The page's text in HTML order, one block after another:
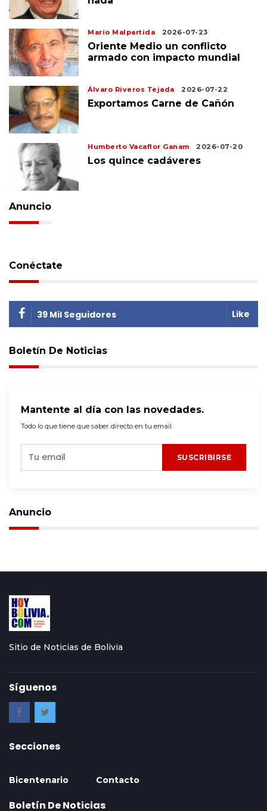
Mario Malpartida 2026-07-23
Oriente Medio un conflicto
armado con impacto mundial
Álvaro Riveros Tejada 2026-07-22
Exportamos Carne de Cañón
Humberto Vacaflor Ganam 2026-07-20
Los quince cadáveres
Anuncio
Conéctate
39 Mil Seguidores Like
Boletín De Noticias
Mantente al día con las novedades.
Todo lo que tiene que saber directo en tu email.
SUSCRIBIRSE
Anuncio
Sitio de Noticias de Bolivia
Síguenos
Secciones
Bicentenario Contacto
Boletín De Noticias